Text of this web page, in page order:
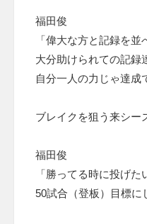
福田俊
「偉大な方と記録を並
大分助けられての記録
自分一人の力じゃ達成
ブレイクを狙う来シー
福田俊
「勝ってる時に投げ
50試合（登板）目標に